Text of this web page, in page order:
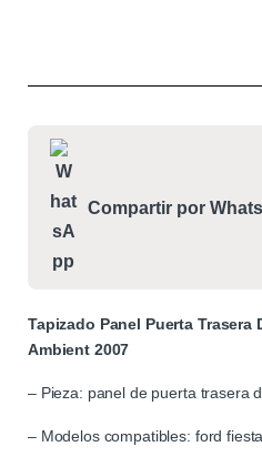
Compartir por
Tapizado Panel Puerta Trasera
Ambient 2007
– Pieza: panel de puerta trasera
– Modelos compatibles: ford